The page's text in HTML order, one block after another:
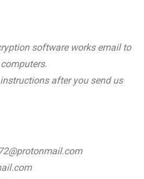
software works email to
after you send us